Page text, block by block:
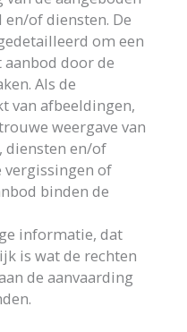
of diensten. De
om een
door de
Als de
van afbeeldingen,
weergave van
diensten en/of
of
binden de
informatie, dat
is wat de rechten
de aanvaarding